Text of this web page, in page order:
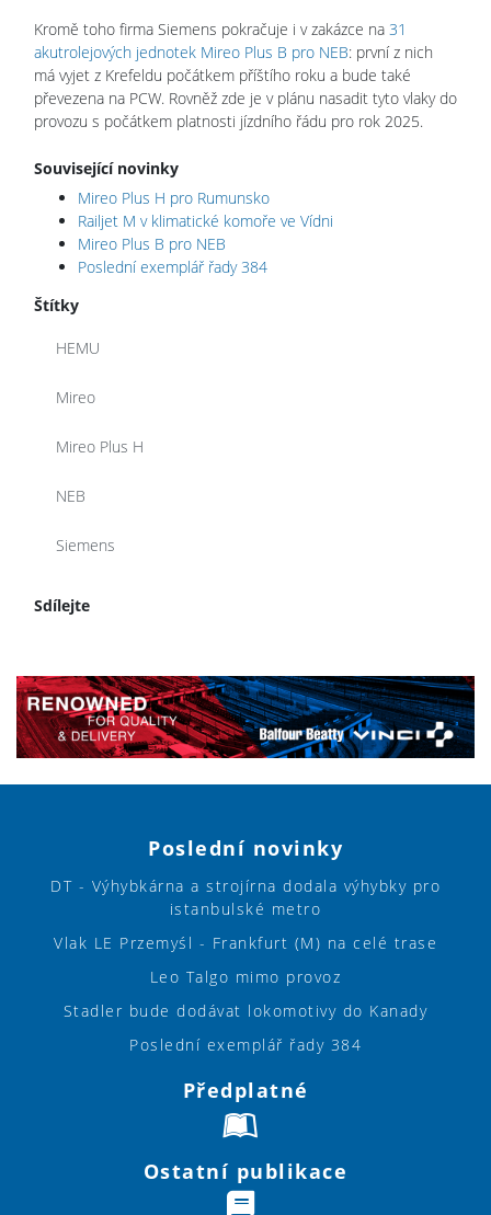
Kromě toho firma Siemens pokračuje i v zakázce na 31
akutrolejových jednotek Mireo Plus B pro NEB: první z nich
má vyjet z Krefeldu počátkem příštího roku a bude také
převezena na PCW. Rovněž zde je v plánu nasadit tyto vlaky do
provozu s počátkem platnosti jízdního řádu pro rok 2025.
Související novinky
Mireo Plus H pro Rumunsko
Railjet M v klimatické komoře ve Vídni
Mireo Plus B pro NEB
Poslední exemplář řady 384
Štítky
HEMU
Mireo
Mireo Plus H
NEB
Siemens
Sdílejte
Poslední novinky
DT - Výhybkárna a strojírna dodala výhybky pro
istanbulské metro
Vlak LE Przemyśl - Frankfurt (M) na celé trase
Leo Talgo mimo provoz
Stadler bude dodávat lokomotivy do Kanady
Poslední exemplář řady 384
Předplatné
Ostatní publikace